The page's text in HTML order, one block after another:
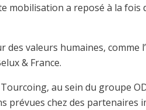
a reposé à la fois
valeurs humaines, comme
& France.
au sein du groupe
chez des partenaires